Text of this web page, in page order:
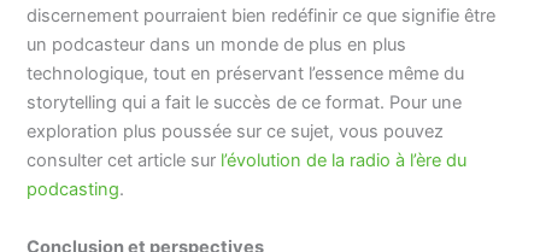
discernement pourraient bien redéfinir ce que signifie être
un podcasteur dans un monde de plus en plus
technologique, tout en préservant l’essence même du
storytelling qui a fait le succès de ce format. Pour une
exploration plus poussée sur ce sujet, vous pouvez
consulter cet article sur l’évolution de la radio à l’ère du
podcasting.
Conclusion et perspectives